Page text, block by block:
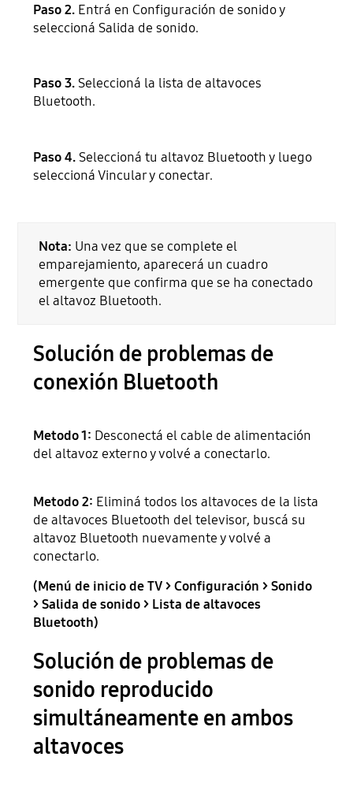
Paso 2. Entrá en Configuración de sonido y
seleccioná Salida de sonido.
Paso 3. Seleccioná la lista de altavoces
Bluetooth.
Paso 4. Seleccioná tu altavoz Bluetooth y luego
seleccioná Vincular y conectar.
Nota: Una vez que se complete el
emparejamiento, aparecerá un cuadro
emergente que confirma que se ha conectado
el altavoz Bluetooth.
Solución de problemas de
conexión Bluetooth
Metodo 1: Desconectá el cable de alimentación
del altavoz externo y volvé a conectarlo.
Metodo 2: Eliminá todos los altavoces de la lista
de altavoces Bluetooth del televisor, buscá su
altavoz Bluetooth nuevamente y volvé a
conectarlo.
(Menú de inicio de TV > Configuración > Sonido
> Salida de sonido > Lista de altavoces
Bluetooth)
Solución de problemas de
sonido reproducido
simultáneamente en ambos
altavoces